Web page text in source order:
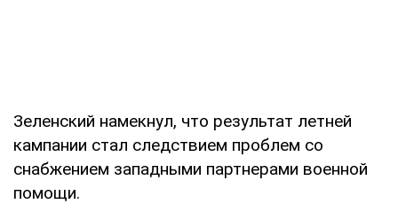
Зеленский намекнул, что результат летней
кампании стал следствием проблем со
снабжением западными партнерами военной
помощи.